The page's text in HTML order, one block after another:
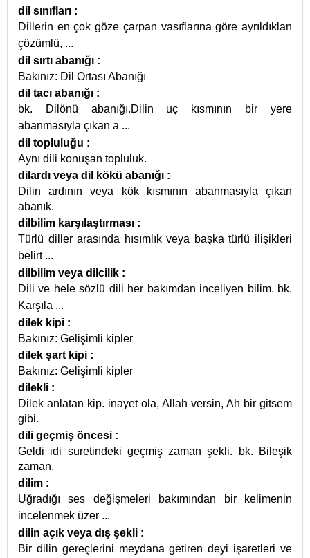
dil sınıfları :
Dillerin en çok göze çarpan vasıflarına göre ayrıldıklan
çözümlü, ...
dil sırtı abanığı :
Bakınız: Dil Ortası Abanığı
dil tacı abanığı :
bk. Dilönü abanığı.Dilin uç kısmının bir yere
abanmasıyla çıkan a ...
dil topluluğu :
Aynı dili konuşan topluluk.
dilardı veya dil kökü abanığı :
Dilin ardının veya kök kısmının abanmasıyla çıkan
abanık.
dilbilim karşılaştırması :
Türlü diller arasında hısımlık veya başka türlü ilişikleri
belirt ...
dilbilim veya dilcilik :
Dili ve hele sözlü dili her bakımdan inceliyen bilim. bk.
Karşıla ...
dilek kipi :
Bakınız: Gelişimli kipler
dilek şart kipi :
Bakınız: Gelişimli kipler
dilekli :
Dilek anlatan kip. inayet ola, Allah versin, Ah bir gitsem
gibi.
dili geçmiş öncesi :
Geldi idi suretindeki geçmiş zaman şekli. bk. Bileşik
zaman.
dilim :
Uğradığı ses değişmeleri bakımından bir kelimenin
incelenmek üzer ...
dilin açık veya dış şekli :
Bir dilin gereçlerini meydana getiren deyi işaretleri ve